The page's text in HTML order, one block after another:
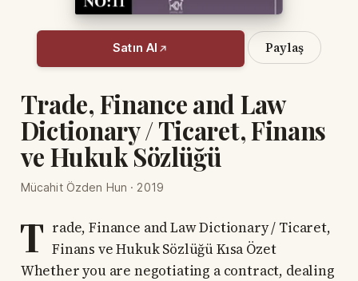
Satın Al Paylaş
Trade, Finance and Law
Dictionary / Ticaret, Finans
ve Hukuk Sözlüğü
Mücahit Özden Hun · 2019
T rade, Finance and Law Dictionary / Ticaret,
Finans ve Hukuk Sözlüğü Kısa Özet
Whether you are negotiating a contract, dealing